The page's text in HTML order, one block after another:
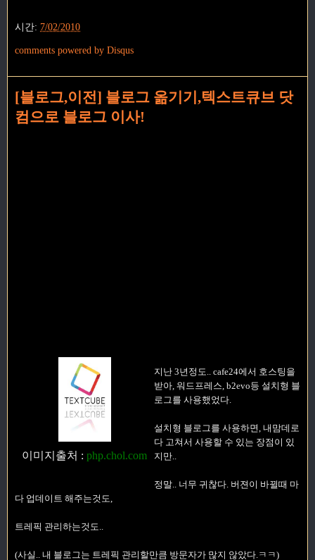
시간: 7/02/2010
comments powered by Disqus
[블로그,이전] 블로그 옮기기,텍스트큐브 닷
컴으로 블로그 이사!
이미지출처 : php.chol.com
지난 3년정도.. cafe24에서 호스팅을
받아, 워드프레스, b2evo등 설치형 블
로그를 사용했었다.
설치형 블로그를 사용하면, 내맘데로
다 고쳐서 사용할 수 있는 장점이 있
지만..
정말.. 너무 귀찮다. 버젼이 바뀔때 마
다 업데이트 해주는것도,
트레픽 관리하는것도..
(사실.. 내 블로그는 트레픽 관리할만큼 방문자가 많지 않았다.ㅋㅋ)